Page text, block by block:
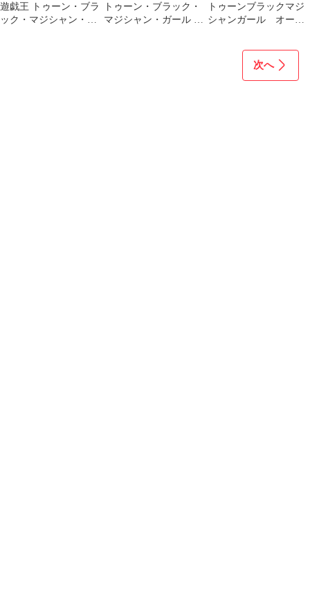
遊戯王 トゥーン・ブラ
ック・マジシャン・ガ
トゥーン・ブラック・
マジシャン・ガール オ
トゥーンブラックマジ
シャンガール オーバ
次へ